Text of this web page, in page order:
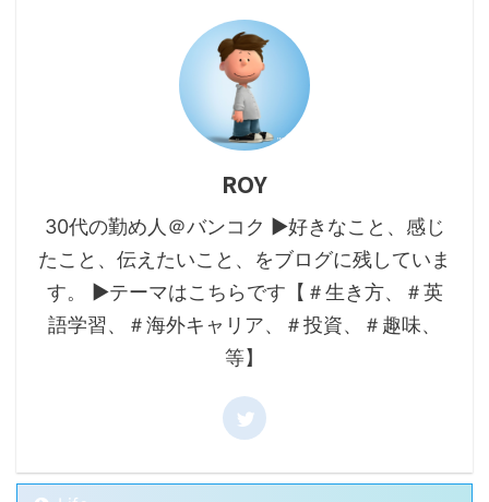
ROY
30代の勤め人＠バンコク ▶好きなこと、感じ
たこと、伝えたいこと、をブログに残していま
す。 ▶テーマはこちらです【＃生き方、＃英
語学習、＃海外キャリア、＃投資、＃趣味、
等】